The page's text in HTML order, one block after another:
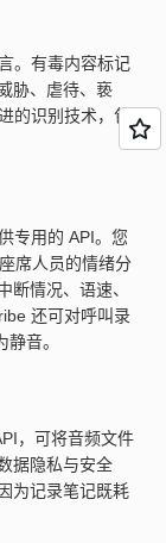
。有毒内容标记
胁、虐待、亵
的识别技术，包
专用的 API。您
席人员的情绪分
断情况、语速、
还可对呼叫录
音。
，可将音频文件
据隐私与安全
为记录笔记既耗